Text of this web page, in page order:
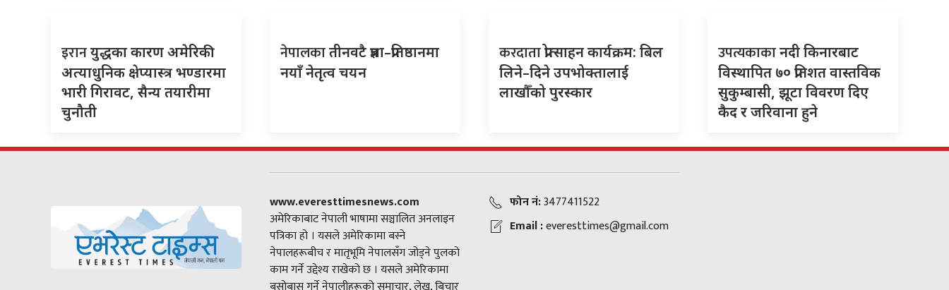
इरानयुद्धका कारण अमेरिकी
अत्याधुनिक क्षेप्यास्त्र भण्डारमा
भारी गिरावट, सैन्य तयारीमा
चुनौती
नेपालकातीनवटै प्रज्ञा–प्रतिष्ठानमा
नयाँ नेतृत्व चयन
करदाताप्रोत्साहन कार्यक्रम: बिल
लिने–दिने उपभोक्तालाई
लाखौँको पुरस्कार
उपत्यकाकानदी किनारबाट
विस्थापित ७० प्रतिशत वास्तविक
सुकुम्बासी, झूटा विवरण दिए
कैद र जरिवाना हुने
www.everesttimesnews.com
अमेरिकाबाट नेपाली भाषामा सञ्चालित अनलाइन
पत्रिका हो । यसले अमेरिकामा बस्ने
नेपालहरूबीच र मातृभूमि नेपालसँग जोड्ने पुलको
काम गर्ने उद्देश्य राखेको छ । यसले अमेरिकामा
फोन नं:3477411522
Email :everesttimes@gmail.com